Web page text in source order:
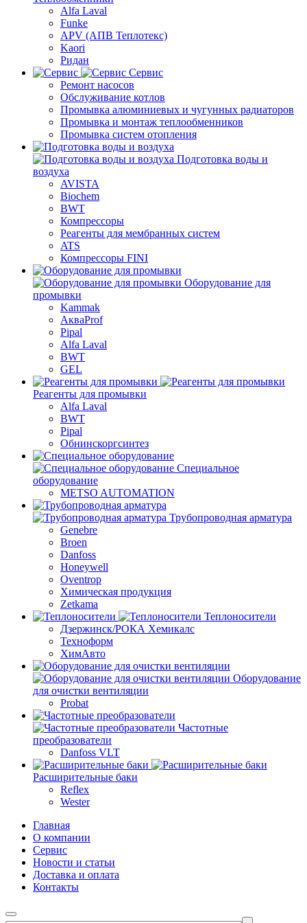
Alfa Laval
Funke
APV (АПВ Теплотекс)
Kaori
Ридан
Сервис
Ремонт насосов
Обслуживание котлов
Промывка алюминиевых и чугунных радиаторов
Промывка и монтаж теплообменников
Промывка систем отопления
Подготовка воды и
воздуха
AVISTA
Biochem
BWT
Компрессоры
Реагенты для мембранных систем
ATS
Компрессоры FINI
Оборудование для
промывки
Kammak
АкваProf
Pipal
Alfa Laval
BWT
GEL
Реагенты для промывки
Alfa Laval
BWT
Pipal
Обнинскоргсинтез
Специальное
оборудование
METSO AUTOMATION
Трубопроводная арматура
Genebre
Broen
Danfoss
Honeywell
Oventrop
Химическая продукция
Zetkama
Теплоносители
Дзержинск/РОКА Хемикалс
Техноформ
ХимАвто
Оборудование
для очистки вентиляции
Probat
Частотные
преобразователи
Danfoss VLT
Расширительные баки
Reflex
Wester
Главная
О компании
Сервис
Новости и статьи
Доставка и оплата
Контакты